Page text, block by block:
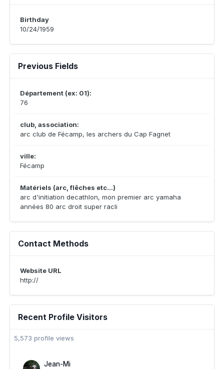
Birthday
10/24/1959
Previous Fields
Département (ex: 01):
76
club, association:
arc club de Fécamp, les archers du Cap Fagnet
ville:
Fécamp
Matériels (arc, flêches etc...)
arc d'initiation decathlon, mon premier arc yamaha
années 80 arc droit super racli
Contact Methods
Website URL
http://
Recent Profile Visitors
5,573 profile views
Jean-Mi